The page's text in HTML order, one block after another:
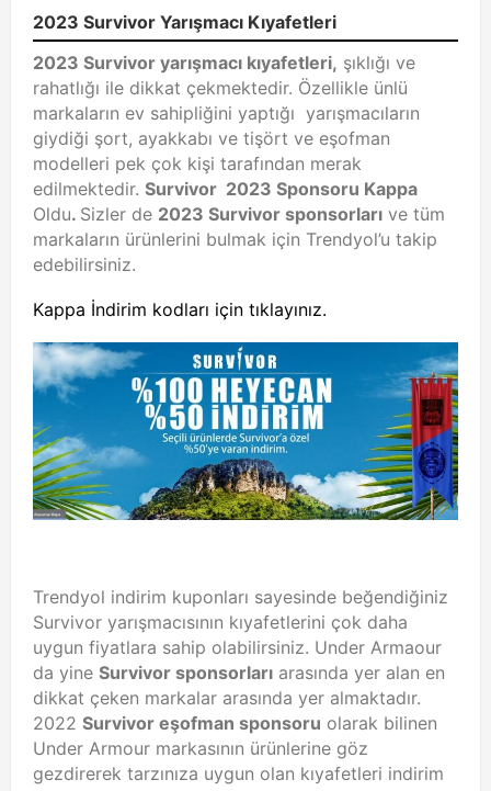
2023 Survivor Yarışmacı Kıyafetleri
2023 Survivor yarışmacı kıyafetleri, şıklığı ve
rahatlığı ile dikkat çekmektedir. Özellikle ünlü
markaların ev sahipliğini yaptığı yarışmacıların
giydiği şort, ayakkabı ve tişört ve eşofman
modelleri pek çok kişi tarafından merak
edilmektedir. Survivor 2023 Sponsoru Kappa
Oldu. Sizler de 2023 Survivor sponsorları ve tüm
markaların ürünlerini bulmak için Trendyol’u takip
edebilirsiniz.
Kappa İndirim kodları için tıklayınız.
Trendyol indirim kuponları sayesinde beğendiğiniz
Survivor yarışmacısının kıyafetlerini çok daha
uygun fiyatlara sahip olabilirsiniz. Under Armaour
da yine Survivor sponsorları arasında yer alan en
dikkat çeken markalar arasında yer almaktadır.
2022 Survivor eşofman sponsoru olarak bilinen
Under Armour markasının ürünlerine göz
gezdirerek tarzınıza uygun olan kıyafetleri indirim